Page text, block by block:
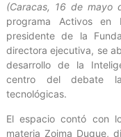
(Caracas, 16 de mayo
programa Activos en
presidente de la
directora ejecutiva, se
desarrollo de la
centro del debate
tecnológicas.
El espacio contó con
materia Zoima Duque,